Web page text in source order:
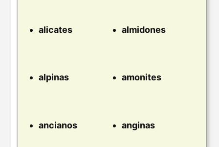
alicates almidones
alpinas amonites
ancianos anginas